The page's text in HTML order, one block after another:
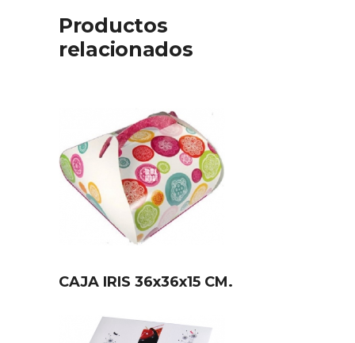
Productos
relacionados
CAJA IRIS 36x36x15 CM.